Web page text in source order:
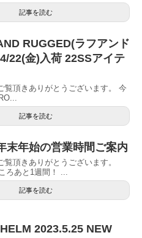
記事を読む
RUGGED(ラフアンド
22(金)入荷 22SSアイテ
覧頂きありがとうございます。 今
記事を読む
末年始の営業時間ご案内
覧頂きありがとうございます。
ろあと1週間！ ...
記事を読む
2023.5.25 NEW